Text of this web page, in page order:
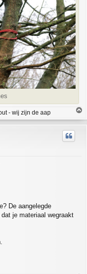
- wij zijn de aap
o
p
De aangelegde
je materiaal wegraakt